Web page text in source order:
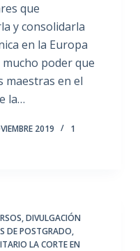
que
y consolidarla
en la Europa
poder que
maestras en el
la…
2019
1
,DIVULGACIÓN
DE POSTGRADO,
LA CORTE EN